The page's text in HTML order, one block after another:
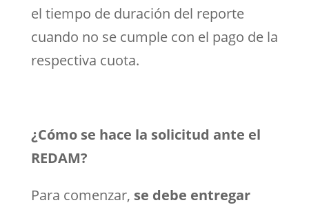
el tiempo de duración del reporte
cuando no se cumple con el pago de la
respectiva cuota.
¿Cómo se hace la solicitud ante el
REDAM?
Para comenzar, se debe entregar